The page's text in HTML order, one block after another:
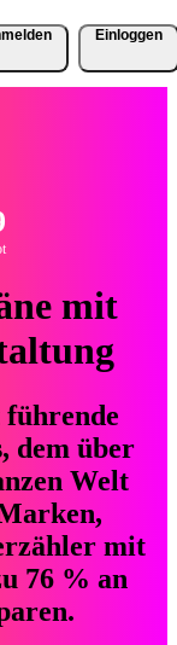
Einloggen
mit
führende
dem über
Welt
mit
76 % an